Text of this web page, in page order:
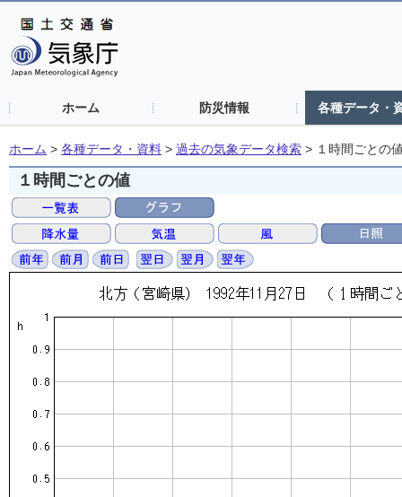
ホーム 防災情報 各種データ・
ホーム > 各種データ・資料 > 過去の気象データ検索 > １時間ごとの
１時間ごとの値